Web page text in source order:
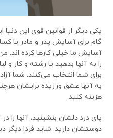
یکی دیگر از قوانین قوی این
گام برای آسایش پدر و مادر یا
آسایش ما خیلی کارها کرده اند.
را به آنها بدهید یا رشته و کار
برای شما انتخاب می‌کنند. شما
به آنها عشق ورزیده برایشان
هزینه کنید.
پای درد دلشان بنشینید، آنها را
دوستشان دارید. شاید فردا دیگر